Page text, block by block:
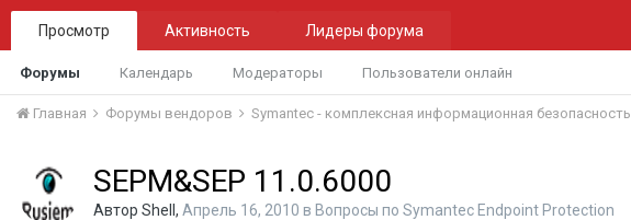
Просмотр
Форумы Календарь Модераторы Пользователи онлайн
Активность Лидеры форума
Главная Форумы вендоров Symantec - комплексная информационная безопасность
SEPM&SEP 11.0.6000
Автор Shell , Апрель 16, 2010 в Вопросы по Symantec Endpoint Protection